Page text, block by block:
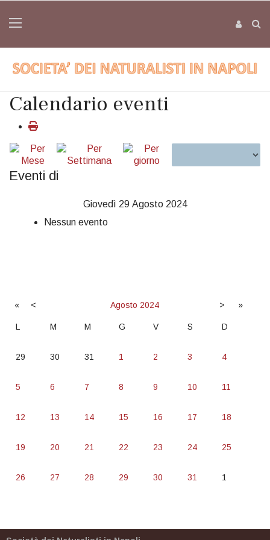
Calendario eventi
Eventi di
Giovedì 29 Agosto 2024
Nessun evento
« < Agosto 2024 > »
L M M G V S D
29 30 31 1 2 3 4
5 6 7 8 9 10 11
12 13 14 15 16 17 18
19 20 21 22 23 24 25
26 27 28 29 30 31 1